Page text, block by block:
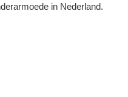
in Nederland.